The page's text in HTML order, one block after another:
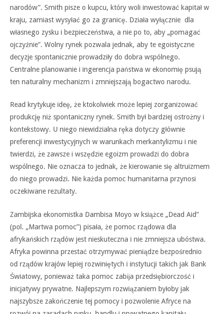
narodów”. Smith pisze o kupcu, który woli inwestować kapitał w
kraju, zamiast wysyłać go za granicę. Działa wyłącznie dla
własnego zysku i bezpieczeństwa, a nie po to, aby „pomagać
ojczyźnie”. Wolny rynek pozwala jednak, aby te egoistyczne
decyzje spontanicznie prowadziły do dobra wspólnego.
Centralne planowanie i ingerencja państwa w ekonomię psują
ten naturalny mechanizm i zmniejszają bogactwo narodu.
Read krytykuje ideę, że ktokolwiek może lepiej zorganizować
produkcję niż spontaniczny rynek. Smith był bardziej ostrożny i
kontekstowy. U niego niewidzialna ręka dotyczy głównie
preferencji inwestycyjnych w warunkach merkantylizmu i nie
twierdzi, że zawsze i wszędzie egoizm prowadzi do dobra
wspólnego. Nie oznacza to jednak, że kierowanie się altruizmem
do niego prowadzi. Nie każda pomoc humanitarna przynosi
oczekiwane rezultaty.
Zambijska ekonomistka Dambisa Moyo w książce „Dead Aid”
(pol. „Martwa pomoc”) pisała, że pomoc rządowa dla
afrykańskich rządów jest nieskuteczna i nie zmniejsza ubóstwa.
Afryka powinna przestać otrzymywać pieniądze bezpośrednio
od rządów krajów lepiej rozwiniętych i instytucji takich jak Bank
Światowy, ponieważ taka pomoc zabĳa przedsiębiorczość i
inicjatywy prywatne. Najlepszym rozwiązaniem byłoby jak
najszybsze zakończenie tej pomocy i pozwolenie Afryce na